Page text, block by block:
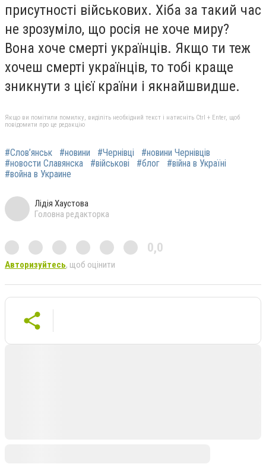
присутності військових. Хіба за такий час
не зрозуміло, що росія не хоче миру?
Вона хоче смерті українців. Якщо ти теж
хочеш смерті українців, то тобі краще
зникнути з цієї країни і якнайшвидше.
Якщо ви помітили помилку, виділіть необхідний текст і натисніть Ctrl + Enter, щоб
повідомити про це редакцію
#Слов’янськ #новини #Чернівці
#новини Чернівців
#новости Славянска
#військові #блог
#війна в Україні
#война в Украине
Лідія Хаустова
Головна редакторка
0,0
Авторизуйтесь, щоб оцінити